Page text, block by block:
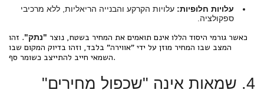
עלויות חלופיות: עלויות הקרקע והבנייה הריאליות, ללא מרכיבי
ספקולציה.
כאשר גורמי היסוד הללו אינם תואמים את המחיר בשטח, נוצר "נתק". זהו
המצב שבו המחיר מוזן על ידי "אווירה" בלבד, וזהו בדיוק המקום שבו
השמאי חייב להתייצב כשומר סף.
4. שמאות אינה "שכפול מחירים"